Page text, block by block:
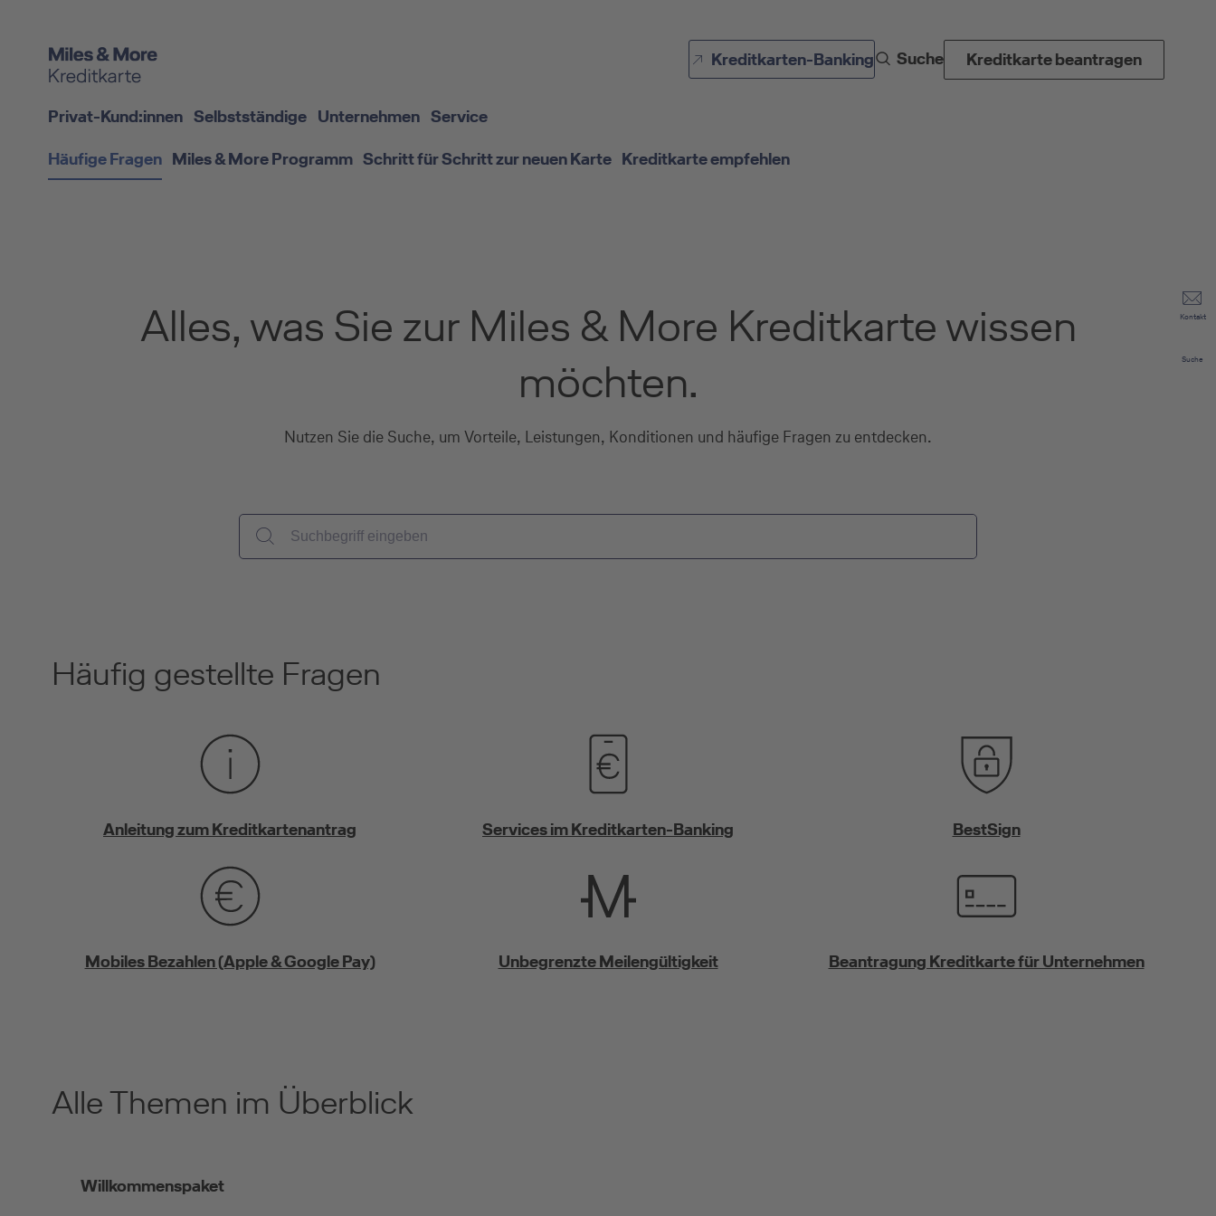
Direkt zur Suche (Enter drücken)
Direkt zum Hauptinhalt (Enter drücken)
Kreditkarten-Banking Suche Kreditkarte beantragen
Kontakt
Suche
Privat-Kund:innen Selbstständige Unternehmen Service
Häufige Fragen Miles & More Programm Schritt für Schritt zur neuen Karte Kreditkarte empfehlen
Alles, was Sie zur Miles & More Kreditkarte wissen
möchten.
Nutzen Sie die Suche, um Vorteile, Leistungen, Konditionen und häufige Fragen zu entdecken.
Häufig gestellte Fragen
Anleitung zum Kreditkartenantrag Services im Kreditkarten-Banking BestSign
Mobiles Bezahlen (Apple & Google Pay) Unbegrenzte Meilengültigkeit Beantragung Kreditkarte für Unternehmen
Alle Themen im Überblick
Willkommenspaket